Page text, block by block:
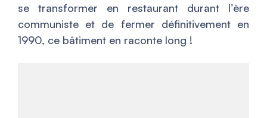
se transformer en restaurant durant l’ère
communiste et de fermer définitivement en
1990, ce bâtiment en raconte long !